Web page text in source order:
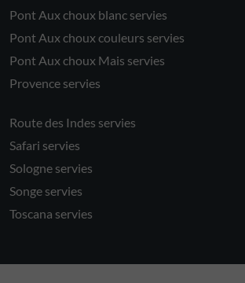
Pont Aux choux blanc servies
Pont Aux choux couleurs servies
Pont Aux choux Mais servies
Provence servies
Route des Indes servies
Safari servies
Sologne servies
Songe servies
Toscana servies